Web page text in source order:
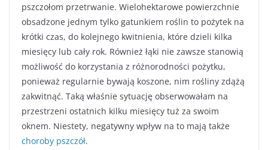
pszczołom przetrwanie. Wielohektarowe powierzchnie
obsadzone jednym tylko gatunkiem roślin to pożytek na
krótki czas, do kolejnego kwitnienia, które dzieli kilka
miesięcy lub cały rok. Również łąki nie zawsze stanowią
możliwość do korzystania z różnorodności pożytku,
ponieważ regularnie bywają koszone, nim rośliny zdążą
zakwitnąć. Taką właśnie sytuację obserwowałam na
przestrzeni ostatnich kilku miesięcy tuż za swoim
oknem. Niestety, negatywny wpływ na to mają także
choroby pszczół.